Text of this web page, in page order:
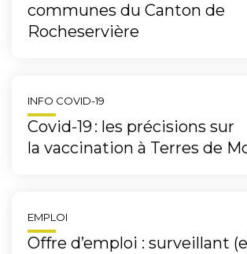
communes du Canton de
Rocheservière
INFO COVID-19
Covid-19 : les précisions sur
la vaccination à Terres de
EMPLOI
Offre d’emploi : surveillant